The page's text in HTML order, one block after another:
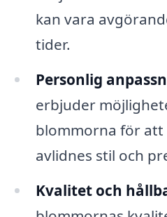
kan vara
tider.
Personlig
erbjuder
blommorna för att
avlidnes stil och
Kvalitet och